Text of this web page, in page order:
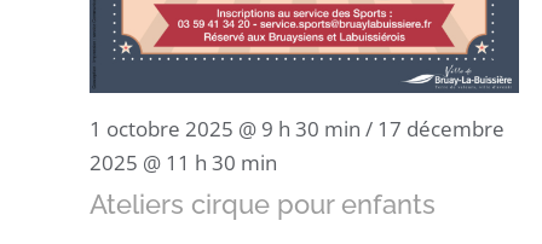
1 octobre 2025 @ 9 h 30 min / 17 décembre
2025 @ 11 h 30 min
Ateliers cirque pour enfants